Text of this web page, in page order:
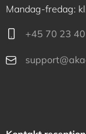
Mandag-fredag:
+45 70 23